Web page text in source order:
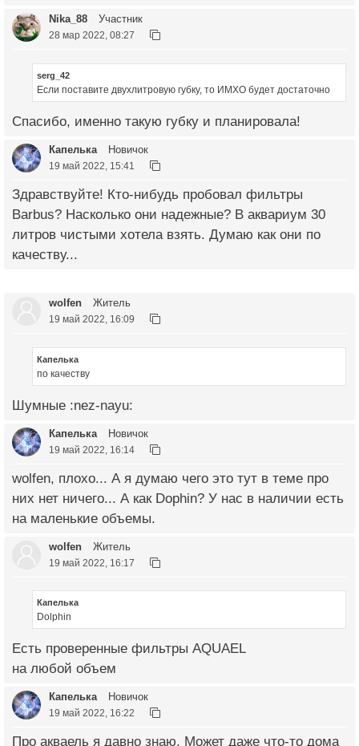
Nika_88 Участник
28 мар 2022, 08:27
serg_42
Если поставите двухлитровую губку, то ИМХО будет достаточно
Спасибо, именно такую губку и планировала!
Капелька Новичок
19 май 2022, 15:41
Здравствуйте! Кто-нибудь пробовал фильтры
Barbus? Насколько они надежные? В аквариум 30
литров чистыми хотела взять. Думаю как они по
качеству...
wolfen Житель
19 май 2022, 16:09
Капелька
по качеству
Шумные :nez-nayu:
Капелька Новичок
19 май 2022, 16:14
wolfen, плохо... А я думаю чего это тут в теме про
них нет ничего... А как Dophin? У нас в наличии есть
на маленькие объемы.
wolfen Житель
19 май 2022, 16:17
Капелька
Dolphin
Есть проверенные фильтры AQUAEL
на любой объем
Капелька Новичок
19 май 2022, 16:22
Про акваель я давно знаю. Может даже что-то дома